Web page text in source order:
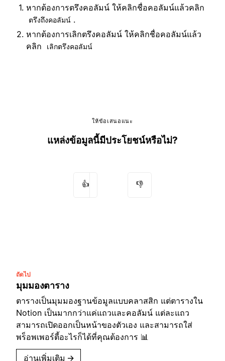
หากต้องการตรึงคอลัมน์ ให้คลิกชื่อคอลัมน์แล้วคลิก
ตรึงถึงคอลัมน์ .
หากต้องการเลิกตรึงคอลัมน์ ให้คลิกชื่อคอลัมน์แล้ว
คลิก
เลิกตรึงคอลัมน์
ให้ข้อเสนอแนะ
แหล่งข้อมูลนี้มีประโยชน์หรือไม่?
👍 👎
ถัดไป
มุมมองตาราง
ตารางเป็นมุมมองฐานข้อมูลแบบคลาสสิก แต่ตารางใน
Notion เป็นมากกว่าแค่แถวและคอลัมน์ แต่ละแถว
สามารถเปิดออกเป็นหน้าของตัวเอง และสามารถใส่
พร็อพเพอร์ตี้อะไรก็ได้ที่คุณต้องการ 📊
อ่านเพิ่มเติม →